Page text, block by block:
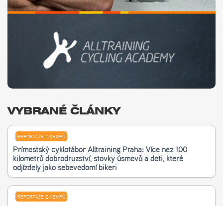
VYBRANÉ ČLÁNKY
REPORTÁŽE Z KEMPŮ
Příměstský cyklotábor Alltraining Praha: Více než 100
kilometrů dobrodružství, stovky úsměvů a děti, které
odjížděly jako sebevědomí bikeři
REPORTÁŽE Z KEMPŮ